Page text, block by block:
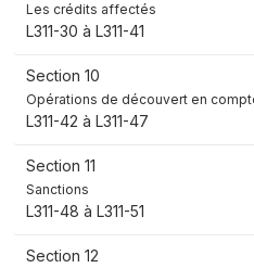
Les crédits affectés
L311-30 à L311-41
Section 10
Opérations de découvert en
L311-42 à L311-47
Section 11
Sanctions
L311-48 à L311-51
Section 12